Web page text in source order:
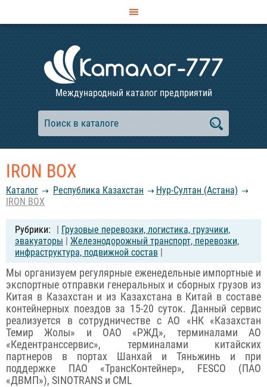
Международный каталог предприятий
IRON BOX
Каталог Республика Казахстан
Нур-Султан (Астана)
IRON BOX
| Грузовые перевозки, логистика, грузчики,
эвакуаторы | Железнодорожный транспорт, перевозки,
инфраструктура, подвижной состав |
Мы организуем регулярные еженедельные импортные и
экспортные отправки генеральных и сборных грузов из
Китая в Казахстан и из Казахстана в Китай в составе
контейнерных поездов за 15-20 суток. Данный сервис
реализуется в сотрудничестве с АО «НК «Казахстан
Темир Жолы» и ОАО «РЖД», терминалами АО
«Кедентранссервис», терминалами китайских
партнеров в портах Шанхай и Тяньжинь и при
поддержке ПАО «ТрансКонтейнер», FESCO (ПАО
«ДВМП»), SINOTRANS и CML